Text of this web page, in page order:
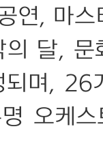
연, 마
달, 문
되며,
오케